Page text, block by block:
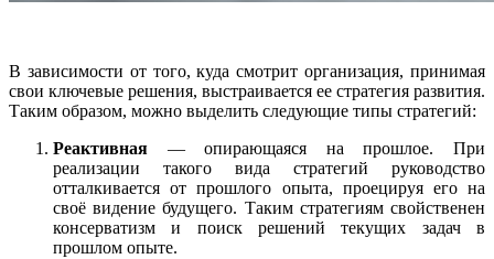
В зависимости от того, куда смотрит организация, принимая
свои ключевые решения, выстраивается ее стратегия развития.
Таким образом, можно выделить следующие типы стратегий:
Реактивная — опирающаяся на прошлое. При
реализации такого вида стратегий руководство
отталкивается от прошлого опыта, проецируя его на
своё видение будущего. Таким стратегиям свойственен
консерватизм и поиск решений текущих задач в
прошлом опыте.